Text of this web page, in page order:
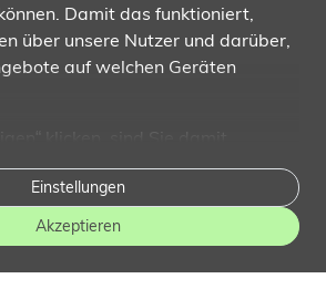
Damit das funktioniert,
über unsere Nutzer und darüber,
auf welchen Geräten
erlauben uns, diese Daten an
etwa an unsere
Falls Sie dem
auf die wesentlichen Cookies. In
Inhalte leider nicht auf Sie
Einstellungen
Akzeptieren